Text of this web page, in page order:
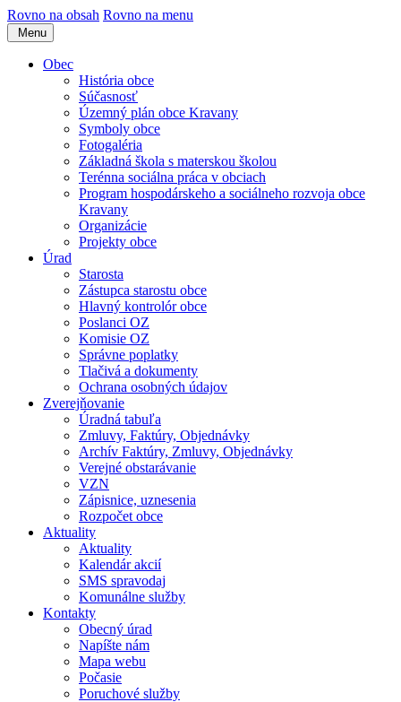
Rovno na obsah Rovno na menu
Menu
Obec
História obce
Súčasnosť
Územný plán obce Kravany
Symboly obce
Fotogaléria
Základná škola s materskou školou
Terénna sociálna práca v obciach
Program hospodárskeho a sociálneho rozvoja obce
Kravany
Organizácie
Projekty obce
Úrad
Starosta
Zástupca starostu obce
Hlavný kontrolór obce
Poslanci OZ
Komisie OZ
Správne poplatky
Tlačivá a dokumenty
Ochrana osobných údajov
Zverejňovanie
Úradná tabuľa
Zmluvy, Faktúry, Objednávky
Archív Faktúry, Zmluvy, Objednávky
Verejné obstarávanie
VZN
Zápisnice, uznesenia
Rozpočet obce
Aktuality
Aktuality
Kalendár akcií
SMS spravodaj
Komunálne služby
Kontakty
Obecný úrad
Napíšte nám
Mapa webu
Počasie
Poruchové služby